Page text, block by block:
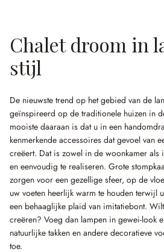
Chalet droom in
stijl
De nieuwste trend op het gebied van de
geïnspireerd op de traditionele huizen in
mooiste daaraan is dat u in een
kenmerkende accessoires dat gevoel van
creëert. Dat is zowel in de woonkamer als
en eenvoudig te realiseren. Grote
zorgen voor een gezellige sfeer, op de
uw voeten heerlijk warm te houden terwijl
een behaaglijke plaid van imitatiebont.
creëren? Voeg dan lampen in gewei-look
natuurlijke takken en andere decoratieve
toe.